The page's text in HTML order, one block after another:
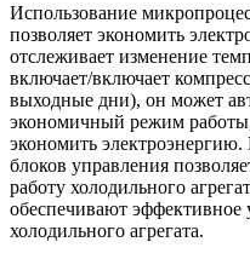
Использование
позволяет экономить
отслеживает изменение
включает/включает
выходные дни), он может
экономичный режим
экономить
блоков управления
работу холодильного
обеспечивают эффективное
холодильного агрегата.